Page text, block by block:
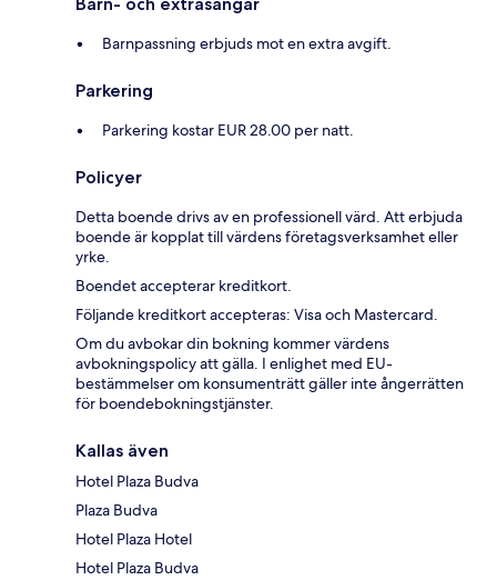
Barnpassning erbjuds mot en extra avgift.
Parkering
Parkering kostar EUR 28.00 per natt.
Policyer
Detta boende drivs av en professionell värd. Att erbjuda
boende är kopplat till värdens företagsverksamhet eller
yrke.
Boendet accepterar kreditkort.
Följande kreditkort accepteras: Visa och Mastercard.
Om du avbokar din bokning kommer värdens
avbokningspolicy att gälla. I enlighet med EU-
bestämmelser om konsumenträtt gäller inte ångerrätten
för boendebokningstjänster.
Kallas även
Hotel Plaza Budva
Plaza Budva
Hotel Plaza Hotel
Hotel Plaza Budva